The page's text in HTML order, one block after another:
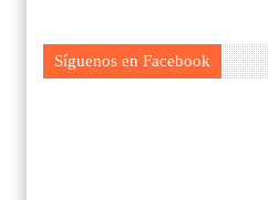
Síguenos en Facebook